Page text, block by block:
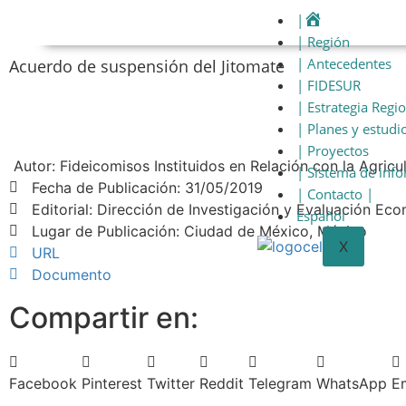
|
| Región
| Antecedentes
| FIDESUR
| Estrategia
| Planes y
| Proyectos
| Sistema de
| Contacto |
Español
X
Acuerdo de suspensión del Jitomate
Autor: Fideicomisos Instituidos en Relación con la
Fecha de Publicación: 31/05/2019
Editorial: Dirección de Investigación y Evaluación
Lugar de Publicación: Ciudad de México, México
URL
Documento
Compartir en:
Facebook Pinterest Twitter Reddit Telegram WhatsApp